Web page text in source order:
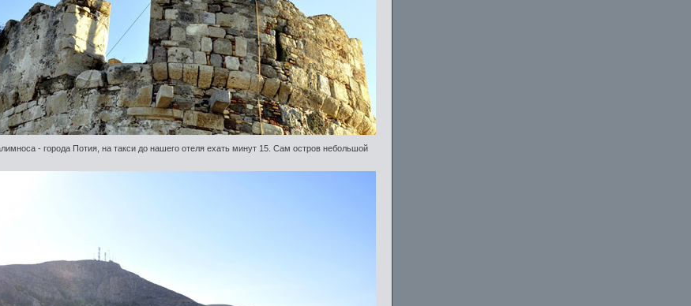
- города Потия, на такси до нашего отеля ехать минут 15. Сам остров небольшой